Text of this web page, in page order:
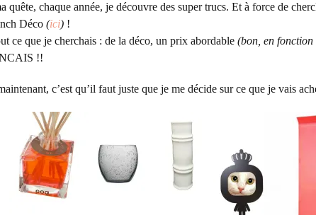
quête, chaque année, je découvre des super trucs. Et à force de
Déco (ici) !
ce que je cherchais : de la déco, un prix abordable (bon, en fonction
!!
c’est qu’il faut juste que je me décide sur ce que je vais